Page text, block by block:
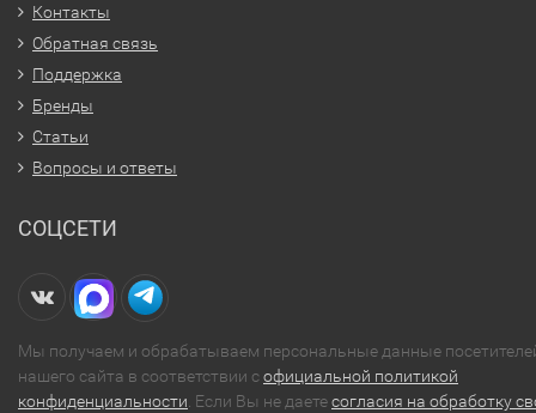
Контакты
Обратная связь
Поддержка
Бренды
Статьи
Вопросы и ответы
СОЦСЕТИ
Мы получаем и обрабатываем персональные данные
нашего сайта в соответствии софициальной политикой
конфиденциальности . Если Вы не даетесогласия на обработку